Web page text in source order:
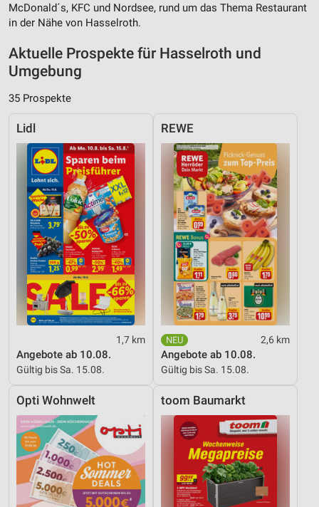
McDonald´s, KFC und Nordsee, rund um das Thema Restaurant
in der Nähe von Hasselroth.
Aktuelle Prospekte für Hasselroth und
Umgebung
35 Prospekte
Lidl
1,7 km
Angebote ab 10.08.
Gültig bis Sa. 15.08.
REWE
2,6 km
Angebote ab 10.08.
Gültig bis Sa. 15.08.
Opti Wohnwelt toom Baumarkt